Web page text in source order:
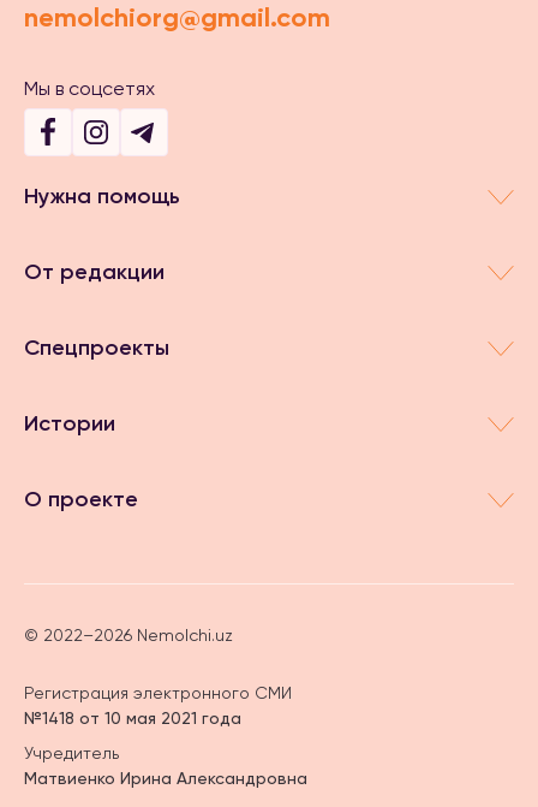
nemolchiorg@gmail.com
Мы в соцсетях
Нужна помощь
От редакции
Спецпроекты
Истории
О проекте
© 2022–2026 Nemolchi.uz
Регистрация электронного СМИ
№1418 от 10 мая 2021 года
Учредитель
Матвиенко Ирина Александровна